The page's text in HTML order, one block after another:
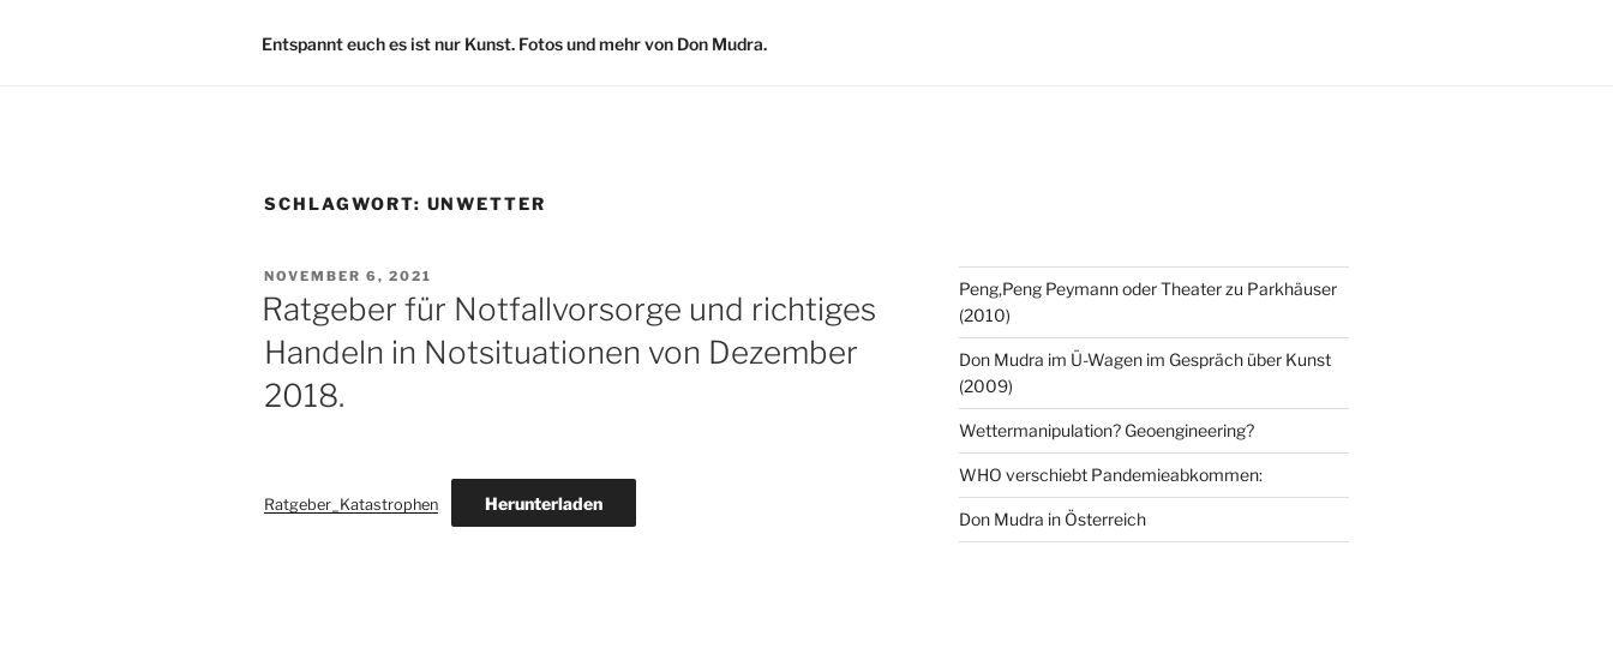
Entspannt euch es ist nur Kunst. Fotos und mehr von Don Mudra.
SCHLAGWORT: UNWETTER
VERÖFFENTLICHT
AM
NOVEMBER 6, 2021
Ratgeber für Notfallvorsorge und richtiges
Handeln in Notsituationen von Dezember
2018.
Ratgeber_Katastrophen Herunterladen
Peng,Peng Peymann oder Theater zu Parkhäuser
(2010)
Don Mudra im Ü-Wagen im Gespräch über Kunst
(2009)
Wettermanipulation? Geoengineering?
WHO verschiebt Pandemieabkommen:
Don Mudra in Österreich